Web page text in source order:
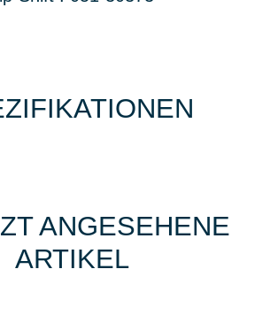
ANGESEHENE
ARTIKEL